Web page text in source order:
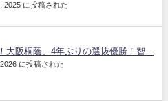
2025 に投稿された
大阪桐蔭、4年ぶりの選抜優勝！智...
に投稿された